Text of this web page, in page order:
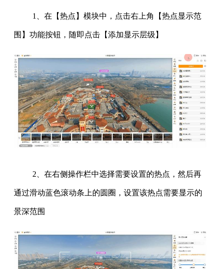
1、在【热点】模块中，点击右上角【热点显示范
围】功能按钮，随即点击【添加显示层级】
2、在右侧操作栏中选择需要设置的热点，然后再
通过滑动蓝色滚动条上的圆圈，设置该热点需要显示的
景深范围